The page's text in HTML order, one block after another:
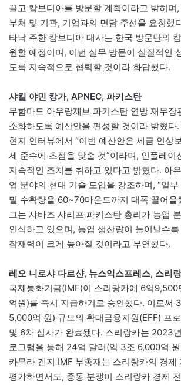
끌고 캄보디아를 방문할 계획이라고 밝히며
부처 및 기관, 기업과의 면담 주선을 요청했
타낙 주한 캄보디아 대사는 한국 방문단의
원할 예정이며, 이번 실무 방문이 실질적인
도록 지속적으로 협력할 것이라 화답했다.
샤킬 야민 캉가, APNEC, 파키스탄
무함마드 아우랑제브 파키스탄 연방 재무장
소화하도록 예산안을 편성할 것이라 밝혔다
현지 인터뷰에서 “이번 예산안은 세금 인상
세 준수에 초점을 맞출 것”이라며, 인플레이
지속적인 조치를 취하고 있다고 밝혔다. 아
업 분야의 현대 기술 도입을 강조하며, “일
밀 수확량을 60~70마운드까지 대폭 끌어올
그는 샤바즈 샤리프 파키스탄 총리가 농업
인식하고 있으며, 농업 생산량이 늘어날수
잠재력이 크게 높아질 것이라고 부연했다.
레오 니로샤 다르샨, 뉴스익스프레스, 스리
국제통화기금(IMF)이 스리랑카에 6억
억원)를 즉시 지급하기로 승인했다. 이로써
5,000억 원) 규모의 확대금융지원(EFF) 프
및 6차 심사가 완료됐다. 스리랑카는 2023
로그램을 통해 24억 달러(약 3조 6,000억
카무라 겐지 IMF 부총재는 스리랑카의 경제
평가하면서도, 중동 분쟁이 스리랑카 경제